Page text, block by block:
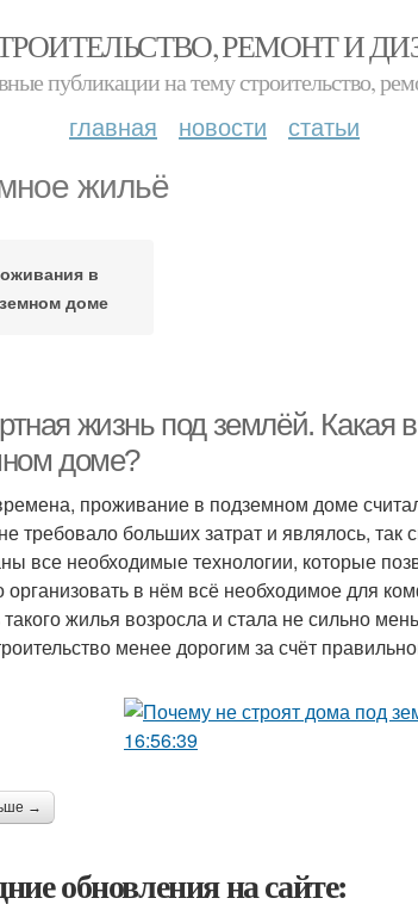
РЕМОНТ И
публикации на тему строительство,
главная новости статьи
жильё
в
доме
жизнь под землёй. Какая
доме?
проживание в подземном доме
требовало больших затрат и являлось,
все необходимые технологии, которые
организовать в нём всё необходимое для
такого жилья возросла и стала не сильно
менее дорогим за счёт
→
обновления на сайте: